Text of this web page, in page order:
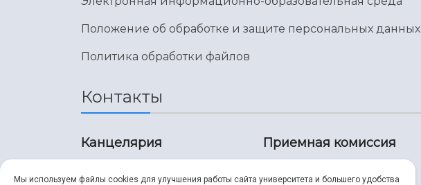
Положение об обработке и защите персональных данных
Политика обработки файлов
Контакты
Канцелярия Приемная комиссия
Мы используем файлы cookies для улучшения работы сайта университета и большего удобства